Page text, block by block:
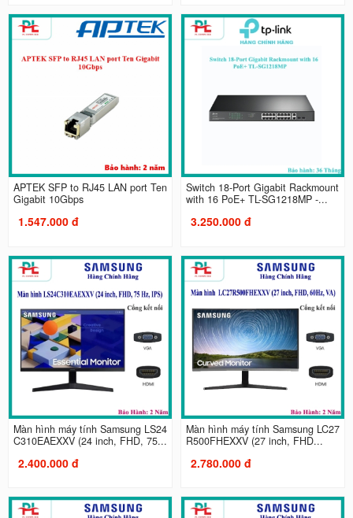
APTEK SFP to RJ45 LAN port Ten
Gigabit 10Gbps
1.547.000 đ
Switch 18-Port Gigabit Rackmount
with 16 PoE+ TL-SG1218MP -...
3.250.000 đ
Màn hình máy tính Samsung LS24
C310EAEXXV (24 inch, FHD, 75...
2.400.000 đ
Màn hình máy tính Samsung LC27
R500FHEXXV (27 inch, FHD...
2.780.000 đ